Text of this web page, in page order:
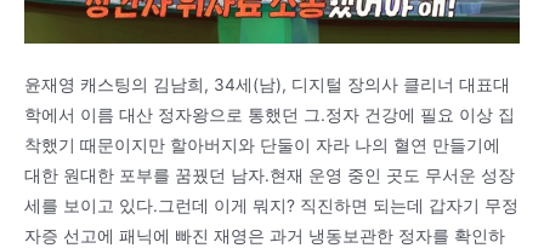
윤재영 캐스팅의 김남희, 34세(남), 디지털 장의사 클리너 대표대
학에서 이름 대산 정자왕으로 통했던 그.정자 건강에 필요 이상 집
착했기 때문이지만 할아버지와 단둘이 자라 나의 혈연 만들기에
대한 원대한 포부를 꿈꿨던 남자.현재 운영 중인 곳도 무서운 성장
세를 보이고 있다.그런데 이게 뭐지? 직진하면 되는데 갑자기 무정
자증 선고에 패닉에 빠진 재영은 과거 냉동보관한 정자를 확인하